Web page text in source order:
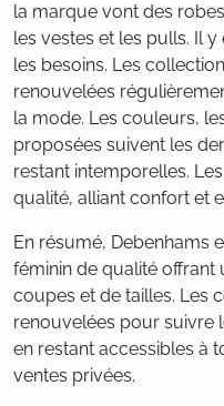
la marque vont des
les vestes et les pulls. Il
les besoins. Les
renouvelées
la mode. Les couleurs,
proposées suivent les
restant intemporelles.
qualité, alliant confort et
En résumé, Debenhams
féminin de qualité offrant
coupes et de tailles. Les
renouvelées pour suivre
en restant accessibles à
ventes privées.